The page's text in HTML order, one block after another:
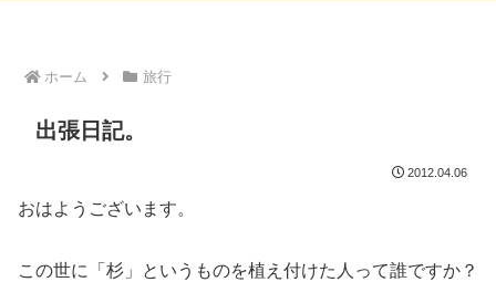
ホーム 旅行
出張日記。
2012.04.06
おはようございます。
この世に「杉」というものを植え付けた人って誰ですか？